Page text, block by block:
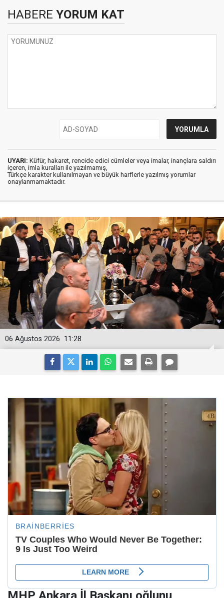
HABERE YORUM KAT
UYARI: Küfür, hakaret, rencide edici cümleler veya imalar, inançlara saldırı
içeren, imla kuralları ile yazılmamış,
Türkçe karakter kullanılmayan ve büyük harflerle yazılmış yorumlar
onaylanmamaktadır.
11:28
06 Ağustos 2026